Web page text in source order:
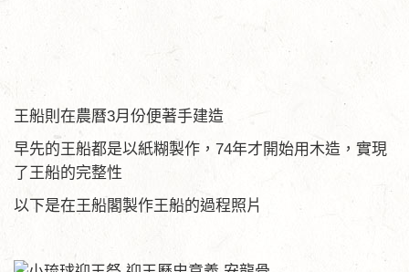
王船則在農曆3月份便著手建造
早先的王船都是以紙糊製作，74年才開始用木造，實現
了王船的完整性
以下是在王船閣製作王船的過程照片